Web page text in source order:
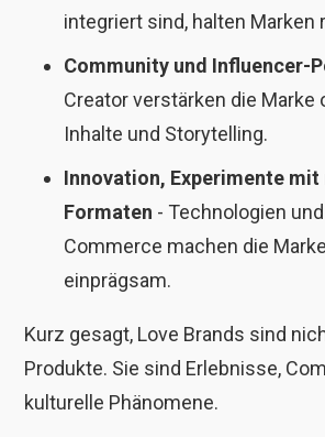
integriert sind, halten Marken
Community und Influencer-
Creator verstärken die Marke
Inhalte und Storytelling.
Innovation, Experimente mit
Formaten - Technologien
Commerce machen die
einprägsam.
Kurz gesagt, Love Brands sind
Produkte. Sie sind Erlebnisse,
kulturelle Phänomene.